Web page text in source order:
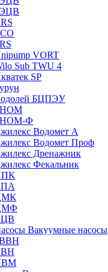
VORT
Sub TWU 4
SP
БЦПЭУ
Ф
Водомет А
Водомет Проф
Дренажник
Фекальник
Вакуумные насосы